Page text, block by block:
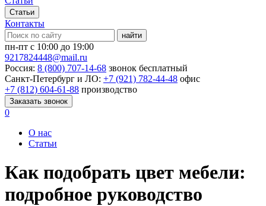
Статьи
Контакты
найти
пн-пт с 10:00 до 19:00
9217824448@mail.ru
Россия: 8 (800) 707-14-68 звонок бесплатный
Санкт-Петербург и ЛО: +7 (921) 782-44-48 офис
+7 (812) 604-61-88 производство
Заказать звонок
0
О нас
Статьи
Как подобрать цвет мебели:
подробное руководство